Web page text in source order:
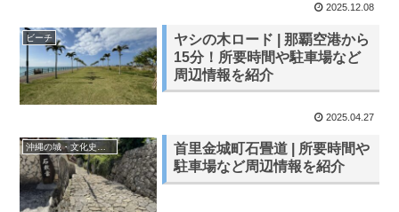
2025.12.08
ビーチ
ヤシの木ロード | 那覇空港から
15分！所要時間や駐車場など
周辺情報を紹介
2025.04.27
沖縄の城・文化史跡・遺跡
首里金城町石畳道 | 所要時間や
駐車場など周辺情報を紹介